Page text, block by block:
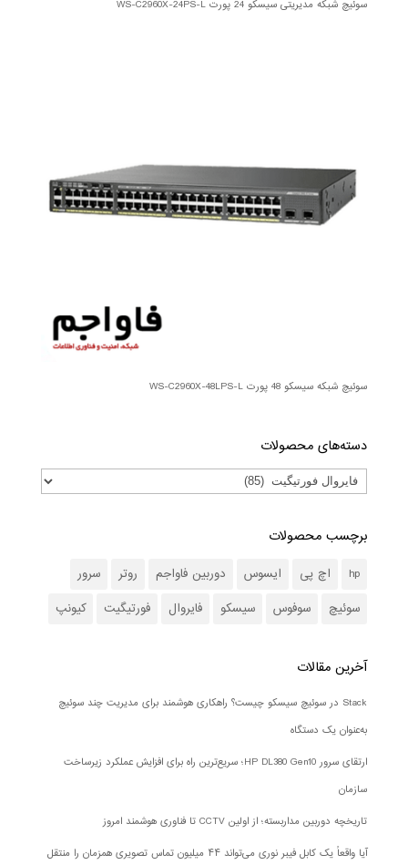
سوئیچ شبکه مدیریتی سیسکو 24 پورت WS-C2960X-24PS-L
سوئیچ شبکه سیسکو 48 پورت WS-C2960X-48LPS-L
دسته‌های محصولات
برچسب محصولات
hp اچ پی ایسوس دوربین فاواجم روتر
سرور
سوئیچ
سوفوس سیسکو فایروال فورتیگیت کیونپ
آخرین مقالات
Stack در سوئیچ سیسکو چیست؟ راهکاری هوشمند برای مدیریت چند سوئیچ
به‌عنوان یک دستگاه
ارتقای سرور HP DL380 Gen10؛ سریع‌ترین راه برای افزایش عملکرد زیرساخت
سازمان
تاریخچه دوربین مداربسته؛ از اولین CCTV تا فناوری هوشمند امروز
آیا واقعاً یک کابل فیبر نوری می‌تواند ۴۴ میلیون تماس تصویری همزمان را منتقل